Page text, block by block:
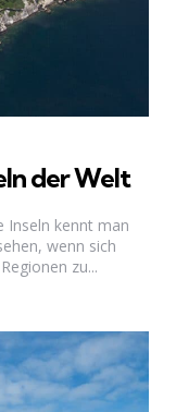
der Welt
Inseln kennt man
wenn sich
zu...